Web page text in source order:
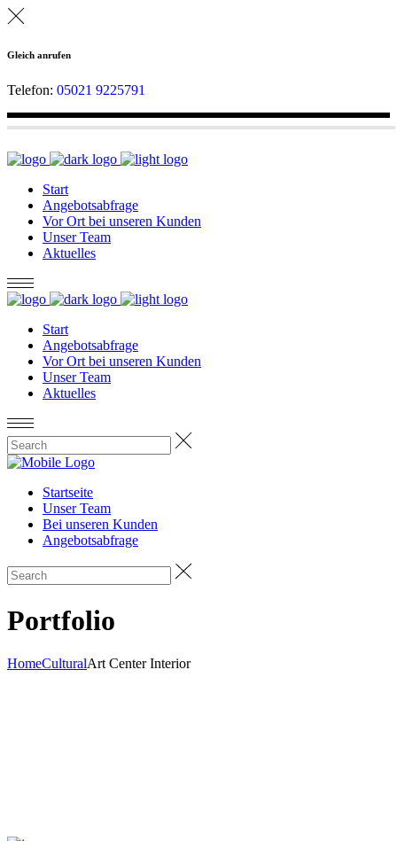
Gleich anrufen
Telefon: 05021 9225791
Start
Angebotsabfrage
Vor Ort bei unseren Kunden
Unser Team
Aktuelles
Start
Angebotsabfrage
Vor Ort bei unseren Kunden
Unser Team
Aktuelles
Startseite
Unser Team
Bei unseren Kunden
Angebotsabfrage
Portfolio
HomeCulturalArt Center Interior